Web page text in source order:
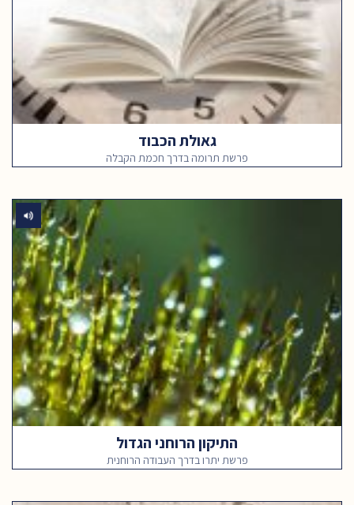
גאולת הכבוד
פרשת תרומה בדרך חכמת הקבלה
התיקון הרוחני הגדול
פרשת יתרו בדרך העבודה הרוחנית